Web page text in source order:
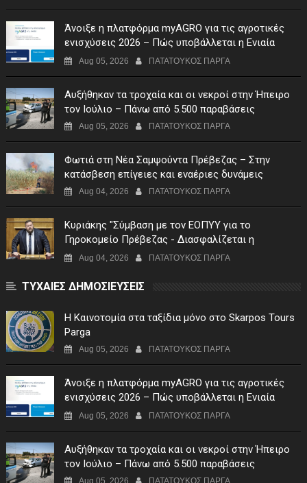
Άνοιξε η πλατφόρμα myAGRO για τις αγροτικές
ενισχύσεις 2026 – Πώς υποβάλλεται η Ενιαία
Αίτηση Ενίσχυσης
Aug 05, 2026 ΠΑΤΑΤΟΥΚΟΣ ΠΑΡΓΑ
Αυξήθηκαν τα τροχαία και οι νεκροί στην Ήπειρο
τον Ιούλιο – Πάνω από 5.500 παραβάσεις
Aug 05, 2026 ΠΑΤΑΤΟΥΚΟΣ ΠΑΡΓΑ
Φωτιά στη Νέα Σαμψούντα Πρέβεζας – Στην
κατάσβεση επίγειες και εναέριες δυνάμεις
Aug 04, 2026 ΠΑΤΑΤΟΥΚΟΣ ΠΑΡΓΑ
Κυριάκης "Σύμβαση με τον ΕΟΠΥΥ για το
Γηροκομείο Πρέβεζας - Διασφαλίζεται η
χρηματοδότηση της λειτουργίας του"
Aug 04, 2026 ΠΑΤΑΤΟΥΚΟΣ ΠΑΡΓΑ
ΤΥΧΑΙΕΣ ΔΗΜΟΣΙΕΥΣΕΙΣ
Η Καινοτομία στα ταξίδια μόνο στο Skarpos Tours
Parga
Aug 05, 2026 ΠΑΤΑΤΟΥΚΟΣ ΠΑΡΓΑ
Άνοιξε η πλατφόρμα myAGRO για τις αγροτικές
ενισχύσεις 2026 – Πώς υποβάλλεται η Ενιαία
Αίτηση Ενίσχυσης
Aug 05, 2026 ΠΑΤΑΤΟΥΚΟΣ ΠΑΡΓΑ
Αυξήθηκαν τα τροχαία και οι νεκροί στην Ήπειρο
τον Ιούλιο – Πάνω από 5.500 παραβάσεις
Aug 05, 2026 ΠΑΤΑΤΟΥΚΟΣ ΠΑΡΓΑ